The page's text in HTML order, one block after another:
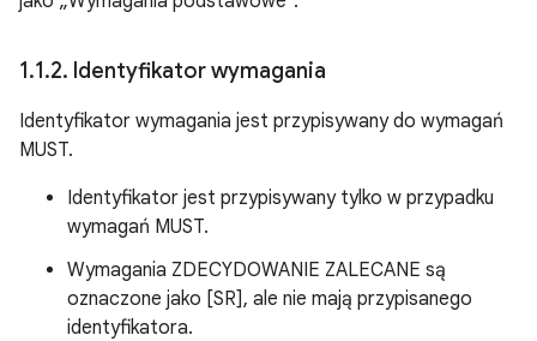
1.1.2. Identyfikator wymagania
Identyfikator wymagania jest przypisywany do wymagań
MUST.
Identyfikator jest przypisywany tylko w przypadku
wymagań MUST.
Wymagania ZDECYDOWANIE ZALECANE są
oznaczone jako [SR], ale nie mają przypisanego
identyfikatora.